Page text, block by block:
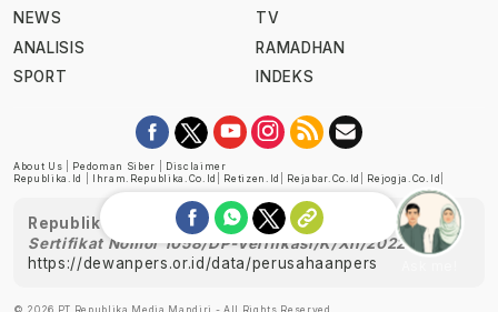
NEWS
ANALISIS
SPORT
TV
RAMADHAN
INDEKS
About Us Pedoman Siber
Disclaimer
Republika.id
Ihram.republika.co.id Retizen.id Rejabar.co.id Rejogja.co.id
Republika telah diverifikasi oleh Dewan Pers
Sertifikat Nomor 1058/DP-Verifikasi/K/XII/2022
https://dewanpers.or.id/data/perusahaanpers